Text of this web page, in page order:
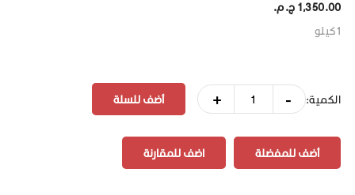
1,350.00 ج.م.‏
1كيلو
الكمية: -
+
أضف للمفضلة اضف للمقارنة